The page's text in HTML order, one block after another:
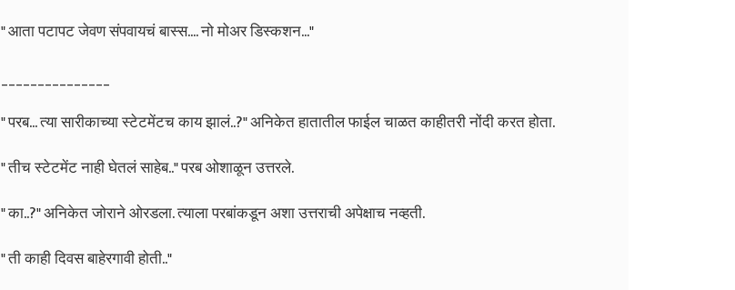
" आता पटापट जेवण संपवायचं बास्स.... नो मोअर डिस्कशन..."
" परब... त्या सारीकाच्या स्टेटमेंटच काय झालं..?" अनिकेत हातातील फाईल चाळत काहीतरी नोंदी करत होता.
" तीच स्टेटमेंट नाही घेतलं साहेब.." परब ओशाळून उत्तरले.
" का..?" अनिकेत जोराने ओरडला. त्याला परबांकडून अशा उत्तराची अपेक्षाच नव्हती.
" ती काही दिवस बाहेरगावी होती.."